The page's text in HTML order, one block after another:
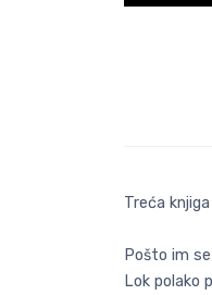
Treća
Pošto im
Lok polako